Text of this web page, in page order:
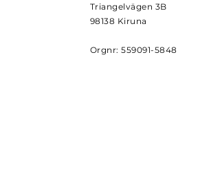
Triangelvägen 3B
98138 Kiruna
Orgnr:559091-5848